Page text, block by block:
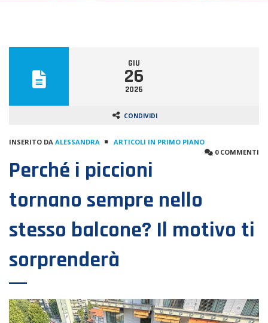
GIU
26
2026
CONDIVIDI
INSERITO DA ALESSANDRA
ARTICOLI IN PRIMO PIANO
0 COMMENTI
Perché i piccioni
tornano sempre nello
stesso balcone? Il motivo ti
sorprenderà